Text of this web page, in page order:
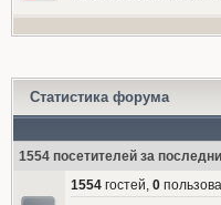
Статистика форума
1554 посетителей за
1554гостей, 0